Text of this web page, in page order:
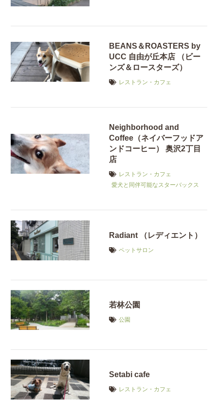
BEANS＆ROASTERS by
UCC 自由が丘本店 （ビー
ンズ＆ロースターズ）
レストラン・カフェ
Neighborhood and
Coffee（ネイバーフッドア
ンドコーヒー） 奥沢2丁目
店
レストラン・カフェ
愛犬と同伴可能なスターバックス
Radiant （レディエント）
ペットサロン
若林公園
公園
Setabi cafe
レストラン・カフェ